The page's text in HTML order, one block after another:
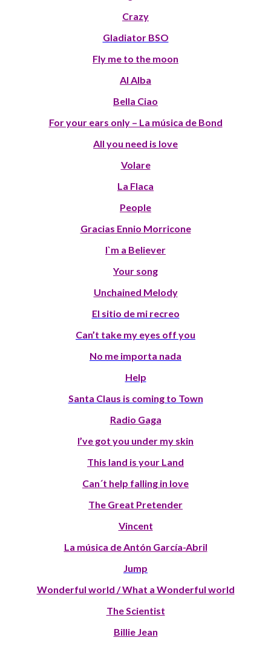
Crazy
Gladiator BSO
Fly me to the moon
Al Alba
Bella Ciao
For your ears only – La música de Bond
All you need is love
Volare
La Flaca
People
Gracias Ennio Morricone
I`m a Believer
Your song
Unchained Melody
El sitio de mi recreo
Can’t take my eyes off you
No me importa nada
Help
Santa Claus is coming to Town
Radio Gaga
I’ve got you under my skin
This land is your Land
Can´t help falling in love
The Great Pretender
Vincent
La música de Antón García-Abril
Jump
Wonderful world / What a Wonderful world
The Scientist
Billie Jean